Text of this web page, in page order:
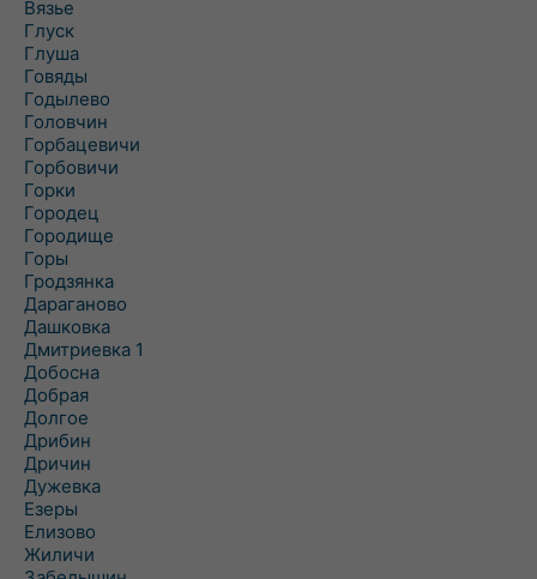
Вязье
Глуск
Глуша
Говяды
Годылево
Головчин
Горбацевичи
Горбовичи
Горки
Городец
Городище
Горы
Гродзянка
Дараганово
Дашковка
Дмитриевка 1
Добосна
Добрая
Долгое
Дрибин
Дричин
Дужевка
Езеры
Елизово
Жиличи